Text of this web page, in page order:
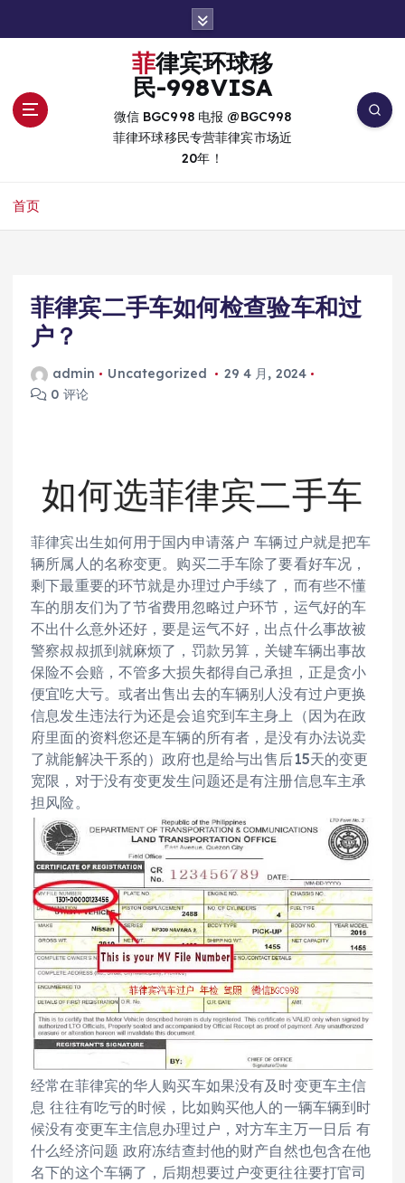
菲律宾环球移
民-998VISA
微信 BGC998 电报 @BGC998
菲律环球移民专营菲律宾市场近
20年！
首页
菲律宾二手车如何检查验车和过
户？
admin Uncategorized
29 4 月, 2024
0 评论
如何选菲律宾二手车
菲律宾出生如何用于国内申请落户 车辆过户就是把车
辆所属人的名称变更。购买二手车除了要看好车况，
剩下最重要的环节就是办理过户手续了，而有些不懂
车的朋友们为了节省费用忽略过户环节，运气好的车
不出什么意外还好，要是运气不好，出点什么事故被
警察叔叔抓到就麻烦了，罚款另算，关键车辆出事故
保险不会赔，不管多大损失都得自己承担，正是贪小
便宜吃大亏。或者出售出去的车辆别人没有过户更换
信息发生违法行为还是会追究到车主身上（因为在政
府里面的资料您还是车辆的所有者，是没有办法说卖
了就能解决干系的）政府也是给与出售后15天的变更
宽限，对于没有变更发生问题还是有注册信息车主承
担风险。
经常在菲律宾的华人购买车如果没有及时变更车主信
息 往往有吃亏的时候，比如购买他人的一辆车辆到时
候没有变更车主信息办理过户，对方车主万一日后 有
什么经济问题 政府冻结查封他的财产自然也包含在他
名下的这个车辆了，后期想要过户变更往往要打官司